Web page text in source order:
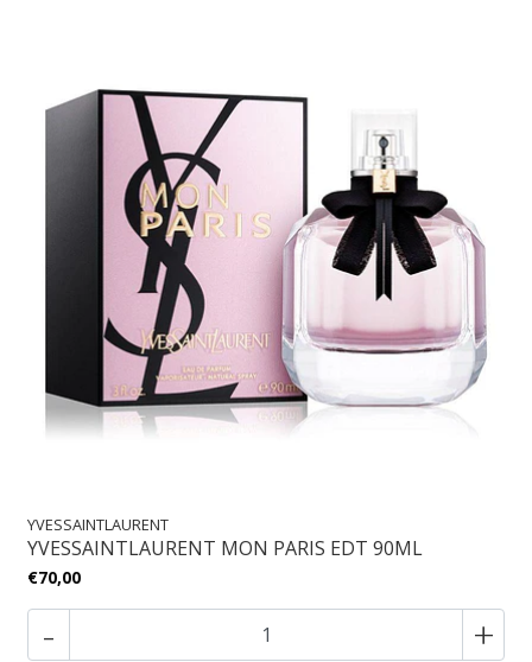
YVESSAINTLAURENT
YVESSAINTLAURENT MON PARIS EDT 90ML
€70,00
- +